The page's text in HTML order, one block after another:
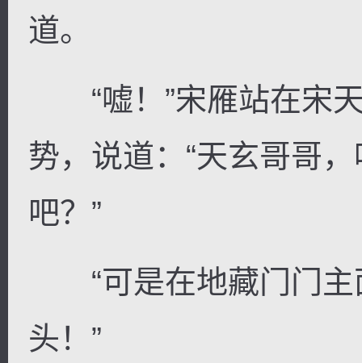
道。
“嘘！”宋雁站在宋天
势，说道：“天玄哥哥
吧？”
“可是在地藏门门主
头！”